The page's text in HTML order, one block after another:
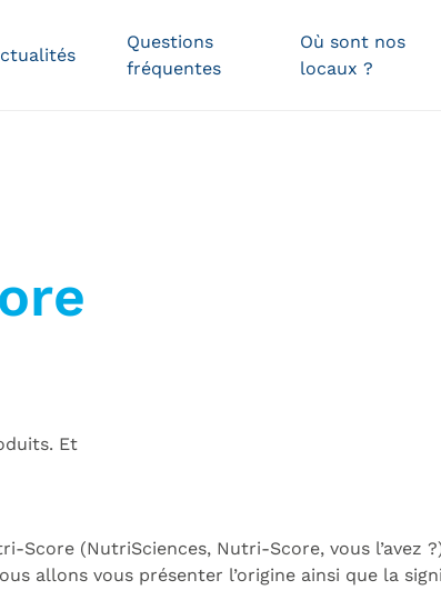
Questions
fréquentes
Où sont nos
locaux ?
Et
(NutriSciences, Nutri-Score, vous l’avez
allons vous présenter l’origine ainsi que la